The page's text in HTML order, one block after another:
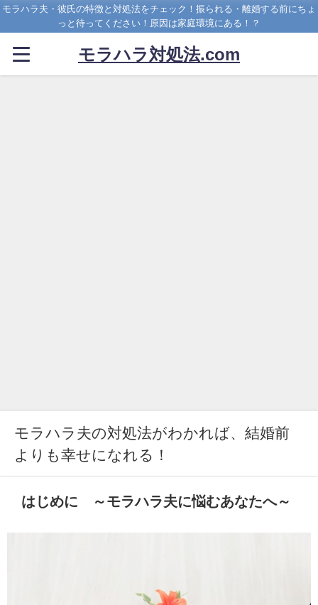
モラハラ夫・彼氏の特徴と対処法をチェック！振られる・離婚する前にちょ
っと待ってください！原因は家庭環境にある！？
モラハラ対処法.com
モラハラ夫の対処法がわかれば、結婚前
よりも幸せになれる！
はじめに ～モラハラ夫に悩むあなたへ～